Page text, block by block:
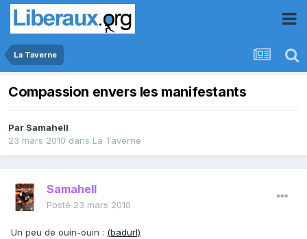
La Taverne
Compassion envers les manifestants
Par Samahell
23 mars 2010 dans La Taverne
Samahell
Posté 23 mars 2010
Un peu de ouin-ouin : (badurl)